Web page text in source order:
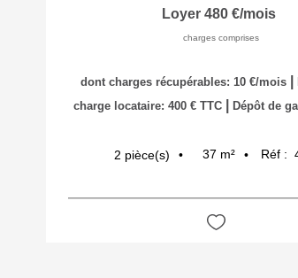
Loyer 480 €/mois
charges comprises
dont charges récupérables: 10 €/mois
charge locataire: 400 € TTC
Dépôt de
2 pièce(s) 37 m² Réf :